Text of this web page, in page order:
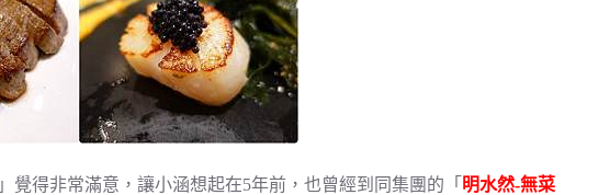
」覺得非常滿意，讓小涵想起在5年前，也曾經到同集團的「 明水然-無菜